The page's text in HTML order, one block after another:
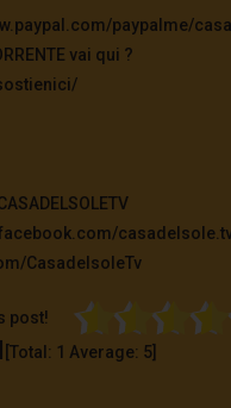
paypalme/
vai qui ?
CasadelsoleTv
post!
[Total: 1 Average: 5